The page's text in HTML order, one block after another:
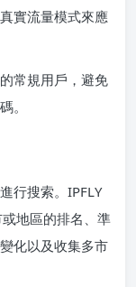
實流量模式來應
常規用戶，避免
。
行搜索。IPFLY
地區的排名、準
化以及收集多市